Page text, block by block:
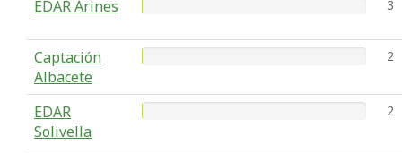
EDAR Arines 3
Captación
Albacete
2
EDAR
Solivella
2